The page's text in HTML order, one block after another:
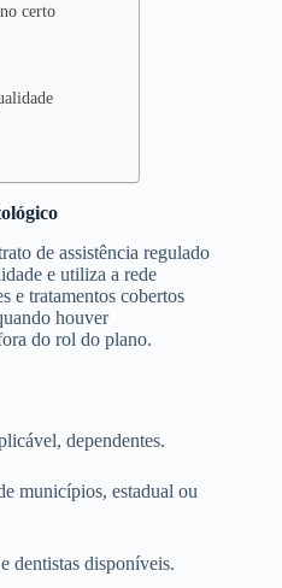
certo
de assistência regulado
e utiliza a rede
e tratamentos cobertos
houver
do rol do plano.
dependentes.
municípios, estadual ou
dentistas disponíveis.